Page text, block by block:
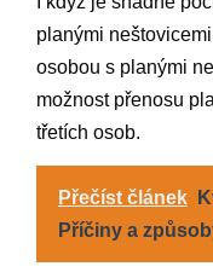
planými
osobou s planými
možnost přenosu
třetích osob.
Přečíst článek
Příčiny a